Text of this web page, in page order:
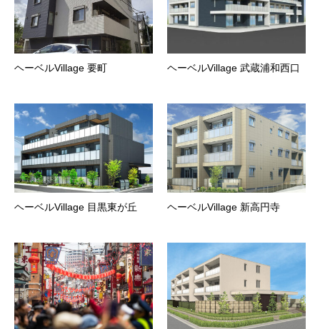
ヘーベルVillage 要町 ヘーベルVillage 武蔵浦和西口
ヘーベルVillage 目黒東が丘 ヘーベルVillage 新高円寺